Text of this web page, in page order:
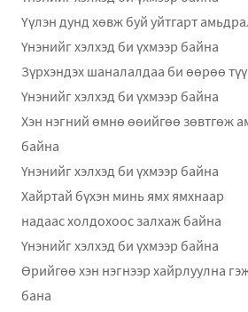
Үүлэн дунд хөвж буй уйтгарт
Үнэнийг хэлхэд би үхмээр байна
Зүрхэндэх шаналалдаа би өөрөө
Үнэнийг хэлхэд би үхмээр байна
Хэн нэгний өмнө өөийгөө зөвтгөж
байна
Үнэнийг хэлхэд би үхмээр байна
Хайртай бүхэн минь ямх ямхнаар
надаас холдохоос залхаж байна
Үнэнийг хэлхэд би үхмээр байна
Өрийгөө хэн нэгнээр хайрлуулна
бана